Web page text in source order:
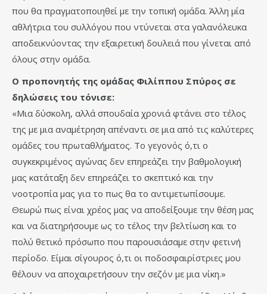
που θα πραγματοποιηθεί με την τοπική ομάδα. Άλλη μία
αθλήτρια του συλλόγου που ντύνεται στα γαλανόλευκα
αποδεικνύοντας την εξαιρετική δουλειά που γίνεται από
όλους στην ομάδα.
Ο προπονητής της ομάδας Φιλίππου Σπύρος σε
δηλώσεις του τόνισε:
«Μια δύσκολη, αλλά σπουδαία χρονιά φτάνει στο τέλος
της με μια αναμέτρηση απέναντι σε μια από τις καλύτερες
ομάδες του πρωταθλήματος. Το γεγονός ό,τι ο
συγκεκριμένος αγώνας δεν επηρεάζει την βαθμολογική
μας κατάταξη δεν επηρεάζει το σκεπτικό και την
νοοτροπία μας για το πως θα το αντιμετωπίσουμε.
Θεωρώ πως είναι χρέος μας να αποδείξουμε την θέση μας
και να διατηρήσουμε ως το τέλος την βελτίωση και το
πολύ θετικό πρόσωπο που παρουσιάσαμε στην φετινή
περίοδο. Είμαι σίγουρος ό,τι οι ποδοσφαιρίστριες μου
θέλουν να αποχαιρετήσουν την σεζόν με μια νίκη.»